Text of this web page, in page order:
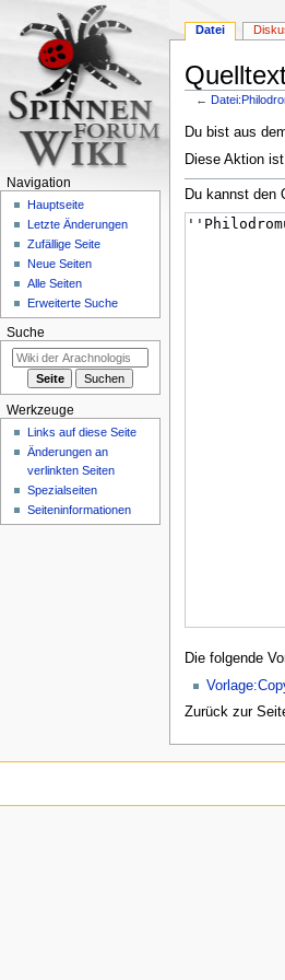
←
Zur
Navigation
Zur
Suche
Du bist aus
Diese Aktion
Du kannst den
Die folgende
Zurück zur
Datei
Navigation
Hauptseite
Letzte Änderungen
Zufällige Seite
Neue Seiten
Alle Seiten
Erweiterte Suche
Suche
Werkzeuge
Links auf diese Seite
Änderungen an
verlinkten Seiten
Spezialseiten
Seiten­­informationen